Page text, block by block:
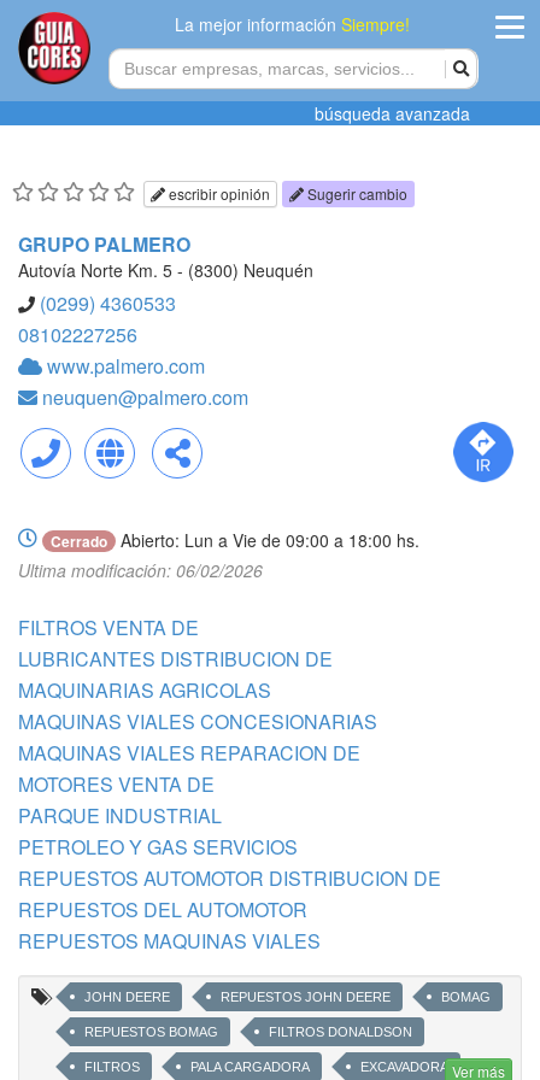
La mejor informaciónSiempre!
Agregar
Tiendacores
Contactenos
búsqueda avanzada
escribir opinión Sugerir cambio
GRUPO PALMERO
Autovía Norte Km. 5 - (8300) Neuquén
(0299) 4360533
08102227256
www.palmero.com
neuquen@palmero.com
Llamar Web Compartir
Cerrado
Abierto: Lun a Vie de 09:00 a 18:00 hs.
Ultima modificación: 06/02/2026
FILTROS VENTA DE
LUBRICANTES DISTRIBUCION DE
MAQUINARIAS AGRICOLAS
MAQUINAS VIALES CONCESIONARIAS
MAQUINAS VIALES REPARACION DE
MOTORES VENTA DE
PARQUE INDUSTRIAL
PETROLEO Y GAS SERVICIOS
REPUESTOS AUTOMOTOR DISTRIBUCION DE
REPUESTOS DEL AUTOMOTOR
REPUESTOS MAQUINAS VIALES
JOHN DEERE REPUESTOS JOHN DEERE BOMAG
REPUESTOS BOMAG FILTROS DONALDSON
FILTROS PALA CARGADORA EXCAVADORA Ver más